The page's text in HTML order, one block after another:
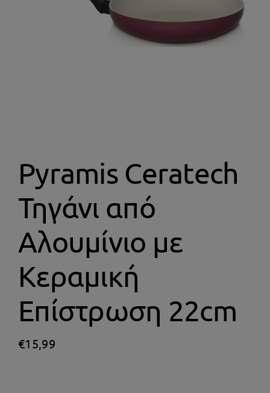
Συσκευές Καθαρισμού
Προσωπική Φροντίδα
Gadgets
Θέρμανση
Pyramis Ceratech
Τηγάνι από
Αλουμίνιο με
Κεραμική
Επίστρωση 22cm
€15,99